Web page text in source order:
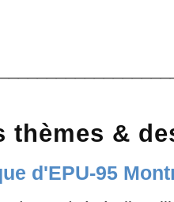
thèmes &
d'EPU-95